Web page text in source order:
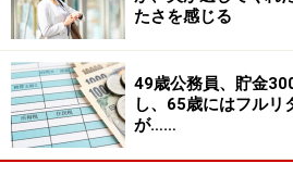
時期は2台とも8年ごとくらいに
車だと1台は3年後、250万円程度
じく250万円程度。
（5）住居費について
毎月7万2000円の住居費はローン
たさを感じる
49歳公務員、貯金
し、65歳にはフルリ
が……